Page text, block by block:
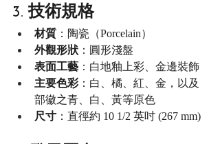
3. 技術規格
材質 ：陶瓷（Porcelain）
外觀形狀 ：圓形淺盤
表面工藝 ：白地釉上彩、金邊裝飾
主要色彩 ：白、橘、紅、金，以及
部徽之青、白、黃等原色
尺寸 ：直徑約 10 1/2 英吋 (267 mm)